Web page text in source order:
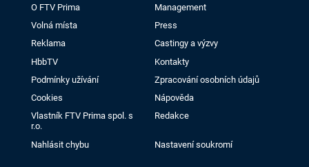
O FTV Prima
Management
Volná místa
Press
Reklama
Castingy a výzvy
HbbTV
Kontakty
Podmínky užívání
Zpracování osobních údajů
Cookies
Nápověda
Vlastník FTV Prima spol. s
r.o.
Redakce
Nahlásit chybu Nastavení soukromí